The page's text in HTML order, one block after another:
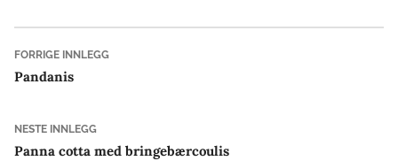
Innleggsnavigasjon
FORRIGE INNLEGGForrige
Pandanis
NESTE INNLEGGNeste
innlegg:
Panna cotta med bringebærcoulis